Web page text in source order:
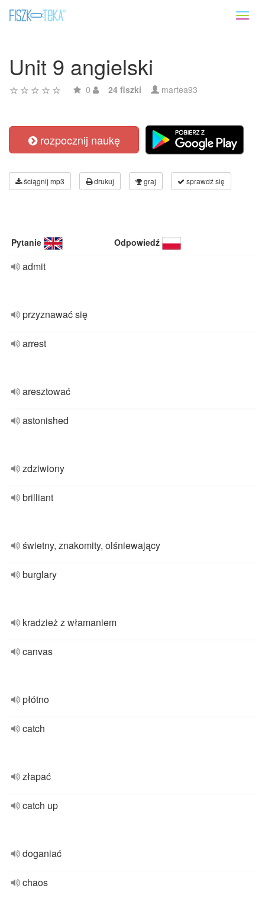
Unit 9 angielski
0 24 fiszki martea93
rozpocznij naukę
ściągnij mp3 drukuj graj sprawdź się
Pytanie Odpowiedź
admit
przyznawać się
arrest
aresztować
astonished
zdziwiony
brilliant
świetny, znakomity, olśniewający
burglary
kradzież z włamaniem
canvas
płótno
catch
złapać
catch up
doganiać
chaos